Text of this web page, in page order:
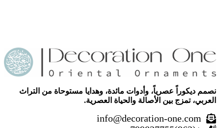
نصمم ديكوراً عصرياً، وأدوات مائدة، وهدايا مستوحاة من التراث
العربي، تمزج بين الأصالة والحياة العصرية.
info@decoration-one.com